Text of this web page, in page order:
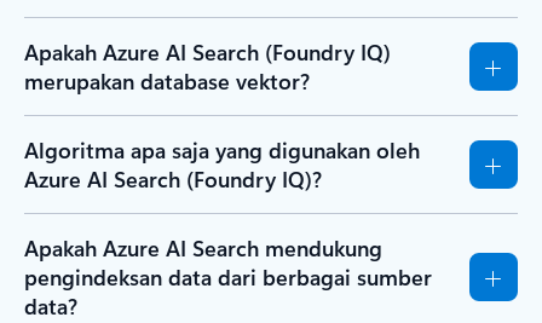
Apakah Azure AI Search (Foundry IQ)
merupakan database vektor?
Algoritma apa saja yang digunakan oleh
Azure AI Search (Foundry IQ)?
Apakah Azure AI Search mendukung
pengindeksan data dari berbagai sumber
data?